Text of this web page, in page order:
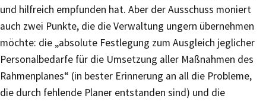
und hilfreich empfunden hat. Aber der Ausschuss moniert
auch zwei Punkte, die die Verwaltung ungern übernehmen
möchte: die „absolute Festlegung zum Ausgleich jeglicher
Personalbedarfe für die Umsetzung aller Maßnahmen des
Rahmenplanes“ (in bester Erinnerung an all die Probleme,
die durch fehlende Planer entstanden sind) und die